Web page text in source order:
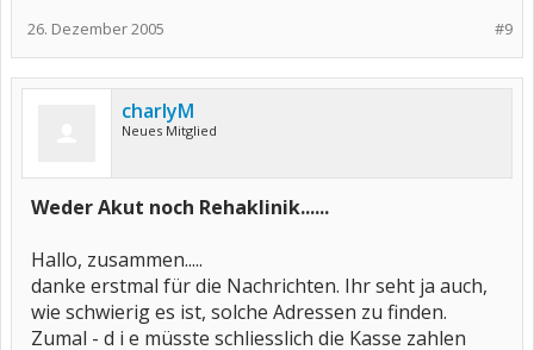
nicht NUR Rheuma behandelt wird.
d a z u gehts mir zu mies.
Kann mir jemand nen Tipp geben?? wär schön.
#9
26. Dezember 2005
charlyM
Neues Mitglied
Weder Akut noch Rehaklinik......
Hallo, zusammen.....
danke erstmal für die Nachrichten. Ihr seht ja auch,
wie schwierig es ist, solche Adressen zu finden.
Zumal - d i e müsste schliesslich die Kasse zahlen